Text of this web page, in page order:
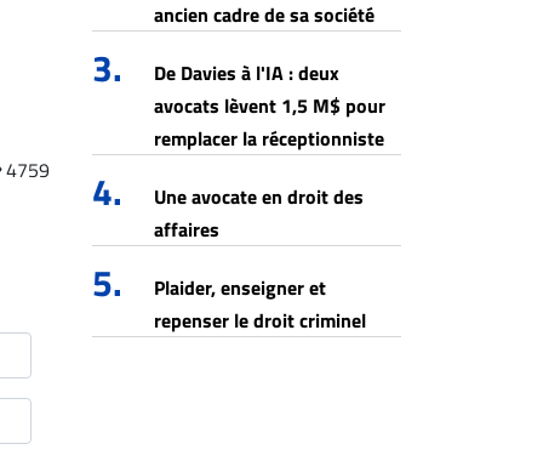
4759
ancien cadre de sa société
3.
De Davies à l'IA : deux
avocats lèvent 1,5 M$ pour
remplacer la réceptionniste
4.
Une avocate en droit des
affaires
5.
Plaider, enseigner et
repenser le droit criminel